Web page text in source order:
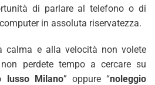
di parlare al telefono o di
in assoluta riservatezza.
calma e alla velocità non volete
perdete tempo a cercare su
lusso Milano” oppure “noleggio